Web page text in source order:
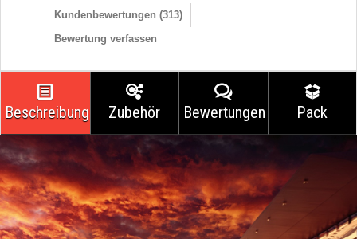
Kundenbewertungen (313)
Bewertung verfassen
Beschreibung Zubehör Bewertungen Pack